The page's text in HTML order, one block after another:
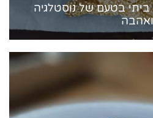
ביתי בטעם של נוסטלגיה
ואהבה